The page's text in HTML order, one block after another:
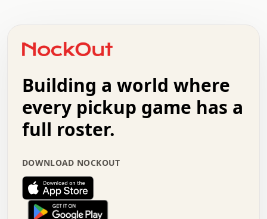
+   .   .   .   .   .   .   .   .   .   +   .   .
.   .   .   .   .   .   .   .   .   .   .   :   .
.   .   .   .   +   .   .   .   .   .   .   .   +
.   :   .   .   .   .   .   .   .   .   o   .   .
.   .   x   .   .   .   .   .   .   :   .   .   o
.   .   .   .   :   .   .   .   .   o   .   .   .
.   .   .   .   .   .   .   :   .   .   .   .   .
.   .   .   .   .   .   .   +   .   .   x   .   .
.   .   .   .   .   :   +   .   .   .   .   .   o
.   .   .   .   .   .   .   .   .   .   .   .   .
.   .   :   o   .   .   .   .   .   .   .   +   .
Building a world where
every pickup game has a
full roster.
DOWNLOAD NOCKOUT